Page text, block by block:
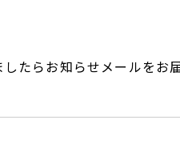
たらお知らせメールをお届